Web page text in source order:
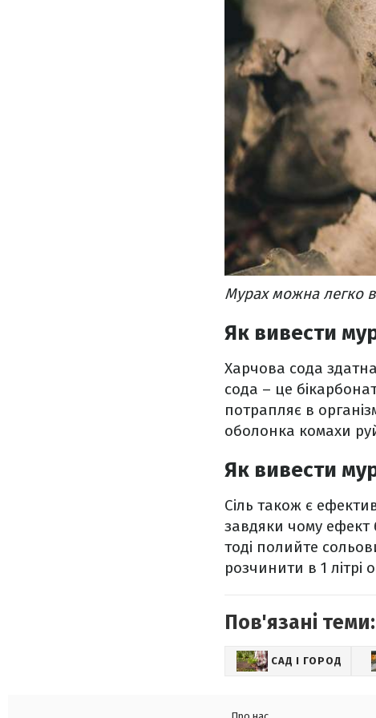
Мурах можна легко
Як вивести
Харчова сода
сода – це
потрапляє в
оболонка комахи
Як вивести
Сіль також є
завдяки чому
тоді полийте
розчинити в 1 літрі
Пов'язані теми:
САД І ГОРОД